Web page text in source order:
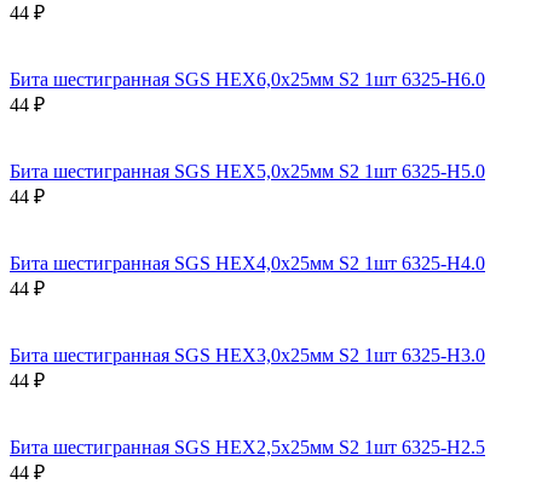
44 ₽
Бита шестигранная SGS HEX6,0х25мм S2 1шт 6325-H6.0
44 ₽
Бита шестигранная SGS HEX5,0х25мм S2 1шт 6325-H5.0
44 ₽
Бита шестигранная SGS HEX4,0х25мм S2 1шт 6325-H4.0
44 ₽
Бита шестигранная SGS HEX3,0х25мм S2 1шт 6325-H3.0
44 ₽
Бита шестигранная SGS HEX2,5х25мм S2 1шт 6325-H2.5
44 ₽